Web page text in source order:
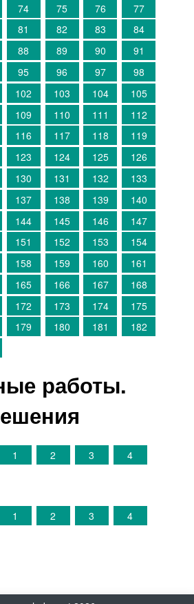
74 75 76
77
81 82 83
84
88 89 90
91
95 96 97
98
102 103 104
105
109 110 111
112
116 117 118
119
123 124 125
126
130 131 132
133
137 138 139
140
144 145 146
147
151 152 153
154
158 159 160
161
165 166 167
168
172 173 174
175
179 180 181
182
работы.
1 2 3
4
1 2 3
4